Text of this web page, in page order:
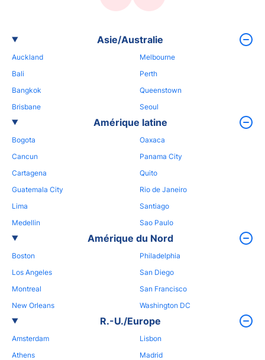
Asie/Australie
Auckland
Bali
Bangkok
Brisbane
Melbourne
Perth
Queenstown
Seoul
Amérique latine
Bogota
Cancun
Cartagena
Guatemala City
Lima
Medellin
Oaxaca
Panama City
Quito
Rio de Janeiro
Santiago
Sao Paulo
Amérique du Nord
Boston
Los Angeles
Montreal
New Orleans
Philadelphia
San Diego
San Francisco
Washington DC
R.-U./Europe
Amsterdam
Athens
Lisbon
Madrid